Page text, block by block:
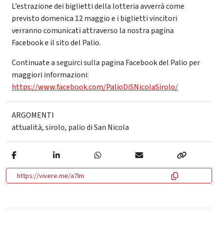
L’estrazione dei biglietti della lotteria avverrà come
previsto domenica 12 maggio e i biglietti vincitori
verranno comunicati attraverso la nostra pagina
Facebook e il sito del Palio.
Continuate a seguirci sulla pagina Facebook del Palio per
maggiori informazioni:
https://www.facebook.com/PalioDiSNicolaSirolo/
ARGOMENTI
attualità,sirolo, palio di San Nicola
https://vivere.me/a7lm